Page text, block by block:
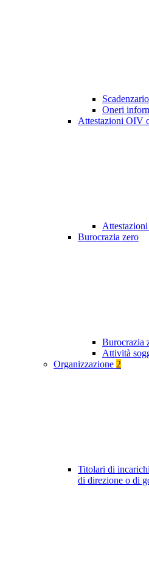
Oneri
Attestazioni OIV
Burocrazia zero
Burocrazia
Attività
Organizzazione 2
Titolari di
di direzione o di